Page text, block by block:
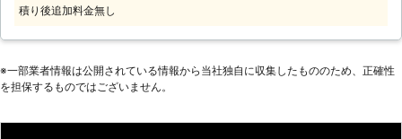
ほしい」 「説明書を見ても家具の組
立がうまくいかないから対応してほし
立110番をご利用ください。 大きくて
積り後追加料金無し
※⼀部業者情報は公開されている情報から当社独⾃に収集したもののため、正確性
を担保するものではございません。